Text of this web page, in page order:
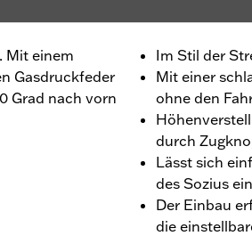
Mit einem
Gasdruckfeder
Grad nach vorn
Im Stil der
Mit einer
ohne den
durch
Lässt sich
des Sozius
Der Einbau
die